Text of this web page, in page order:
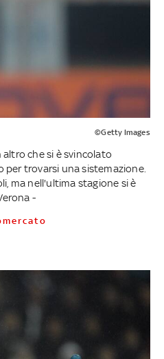
©Getty Images
altro che si è svincolato
trovarsi una sistemazione.
ma nell'ultima stagione si è
-